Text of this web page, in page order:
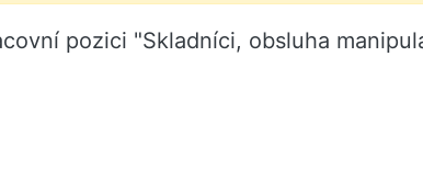
pozici "Skladníci, obsluha